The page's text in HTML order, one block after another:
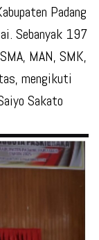
Padang
Sebanyak 197
MAN, SMK,
mengikuti
Sakato